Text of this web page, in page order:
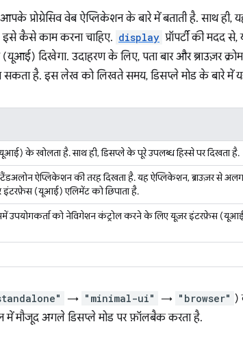
प्रोग्रेसिव वेब ऐप्लिकेशन के बारे में बताती है. साथ ही,
इसे कैसे काम करना चाहिए. display प्रॉपर्टी की मदद
दिखेगा. उदाहरण के लिए, पता बार और ब्राउज़र क्रोम
है. इस लेख को लिखते समय, डिसप्ले मोड के बारे में
के खोलता है. साथ ही, डिसप्ले के पूरे उपलब्ध हिस्से पर दिखता है.
ऐप्लिकेशन की तरह दिखता है. यह ऐप्लिकेशन, ब्राउज़र से अलग
इंटरफ़ेस (यूआई) एलिमेंट को छिपाता है.
इसमें उपयोगकर्ता को नेविगेशन कंट्रोल करने के लिए यूज़र इंटरफ़ेस
→ "minimal-ui" → "browser" )
में मौजूद अगले डिसप्ले मोड पर फ़ॉलबैक करता है.